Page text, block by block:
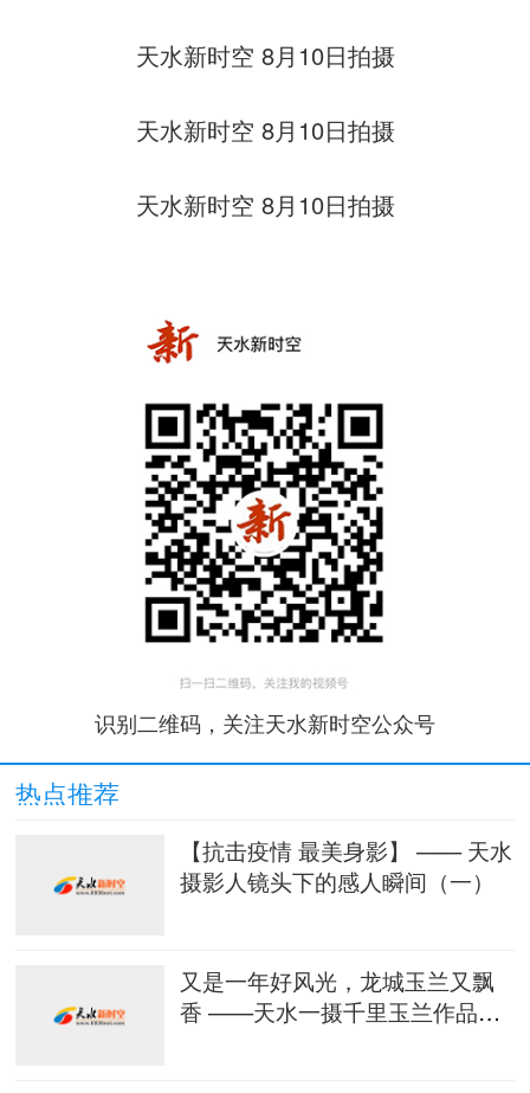
天水新时空 8月10日拍摄
天水新时空 8月10日拍摄
天水新时空 8月10日拍摄
识别二维码，关注天水新时空公众号
热点推荐
【抗击疫情 最美身影】 —— 天水
摄影人镜头下的感人瞬间（一）
又是一年好风光，龙城玉兰又飘
香 ——天水一摄千里玉兰作品欣